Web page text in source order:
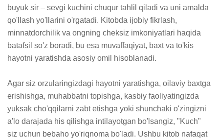
buyuk sir – sevgi kuchini chuqur tahlil qiladi va uni amalda
qo'llash yo'llarini o'rgatadi. Kitobda ijobiy fikrlash,
minnatdorchilik va ongning cheksiz imkoniyatlari haqida
batafsil so'z boradi, bu esa muvaffaqiyat, baxt va to'kis
hayotni yaratishda asosiy omil hisoblanadi.
Agar siz orzularingizdagi hayotni yaratishga, oilaviy baxtga
erishishga, muhabbatni topishga, kasbiy faoliyatingizda
yuksak cho'qqilarni zabt etishga yoki shunchaki o'zingizni
a'lo darajada his qilishga intilayotgan bo'lsangiz, "Kuch"
siz uchun bebaho yo'riqnoma bo'ladi. Ushbu kitob nafaqat